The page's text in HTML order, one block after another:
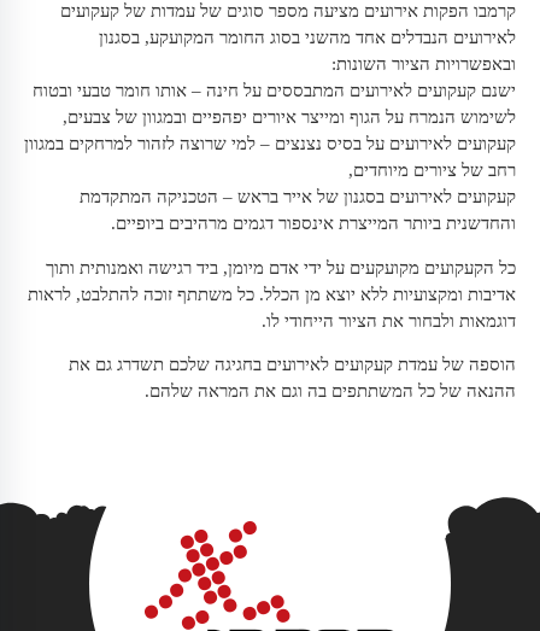
קרמבו הפקות אירועים מציעה מספר סוגים של עמדות של קעקועים
לאירועים הנבדלים אחד מהשני בסוג החומר המקועקע, בסגנון
ובאפשרויות הציור השונות:
ישנם קעקועים לאירועים המתבססים על חינה – אותו חומר טבעי ובטוח
לשימוש הנמרח על הגוף ומייצר איורים יפהפיים ובמגוון של צבעים,
קעקועים לאירועים על בסיס נצנצים – למי שרוצה לזהור למרחקים במגוון
רחב של ציורים מיוחדים,
קעקועים לאירועים בסגנון של אייר בראש – הטכניקה המתקדמת
והחדשנית ביותר המייצרת אינספור דגמים מרהיבים ביופיים.
כל הקעקועים מקועקעים על ידי אדם מיומן, ביד רגישה ואמנותית ותוך
אדיבות ומקצועיות ללא יוצא מן הכלל. כל משתתף זוכה להתלבט, לראות
דוגמאות ולבחור את הציור הייחודי לו.
הוספה של עמדת קעקועים לאירועים בחגיגה שלכם תשדרג גם את
ההנאה של כל המשתתפים בה וגם את המראה שלהם.